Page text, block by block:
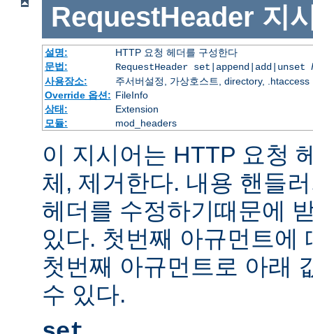
RequestHeader 지
설명:
HTTP 요청 헤더를 구성한다
문법:
RequestHeader set|append|add|unset
사용장소:
주서버설정, 가상호스트, directory, .htaccess
Override 옵션: FileInfo
상태:
Extension
모듈:
mod_headers
이 지시어는 HTTP 요청
체, 제거한다. 내용 핸들
헤더를 수정하기때문에
있다. 첫번째 아규먼트에
첫번째 아규먼트로 아래
수 있다.